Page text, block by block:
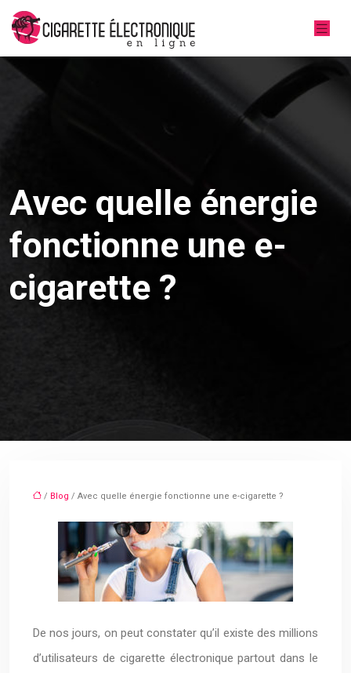
Avec quelle énergie
fonctionne une e-
cigarette ?
/ Blog / Avec quelle énergie fonctionne une e-cigarette ?
De nos jours, on peut constater qu’il existe des millions
d’utilisateurs de cigarette électronique partout dans le